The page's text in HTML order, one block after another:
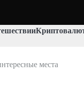
места